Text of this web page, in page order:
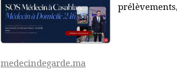
medecindegarde.ma